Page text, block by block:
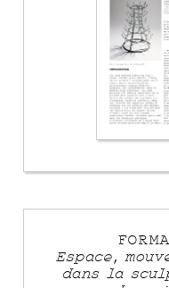
Espace,
dans la